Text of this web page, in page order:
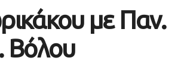
με Παν.
Βόλου